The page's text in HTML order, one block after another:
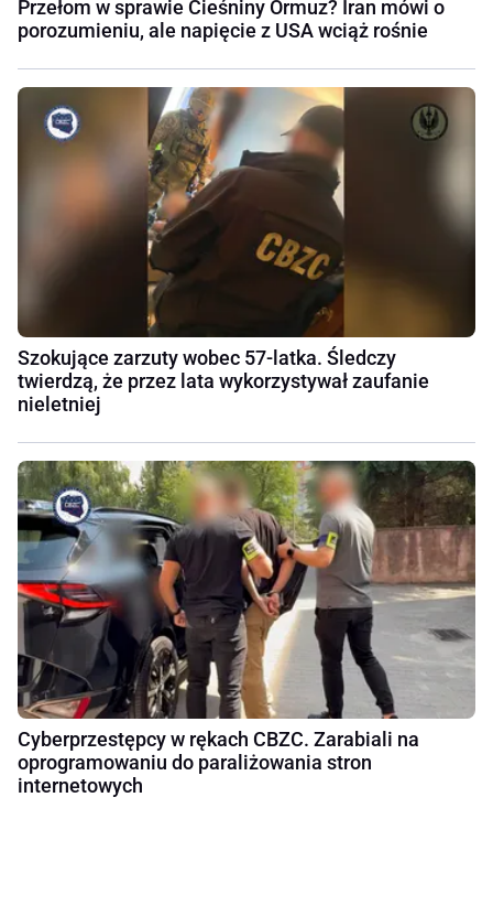
Przełom w sprawie Cieśniny Ormuz? Iran mówi o
porozumieniu, ale napięcie z USA wciąż rośnie
Szokujące zarzuty wobec 57-latka. Śledczy
twierdzą, że przez lata wykorzystywał zaufanie
nieletniej
Cyberprzestępcy w rękach CBZC. Zarabiali na
oprogramowaniu do paraliżowania stron
internetowych